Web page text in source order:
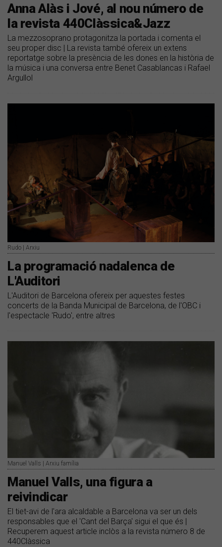
Anna Alàs i Jové, al nou número de
la revista 440Clàssica&Jazz
La mezzosoprano protagonitza la portada i comenta el
seu proper disc | La revista també ofereix un extens
reportatge sobre la presència de les dones en la història de
la música i una conversa entre Benet Casablancas i Rafael
Argullol
Rudo | Arxiu
La programació nadalenca de
L'Auditori
L'Auditori de Barcelona ofereix per aquestes festes
concerts de la Banda Municipal de Barcelona, de l'OBC i
l'espectacle 'Rudo', entre altres
Manuel Valls | Arxiu família
Manuel Valls, una figura a
reivindicar
El tiet-avi de l'ara alcaldable a Barcelona va ser un dels
responsables que el 'Cant del Barça' sigui el que és |
Recuperem aquest article inclòs a la revista número 8 de
440Clàssica